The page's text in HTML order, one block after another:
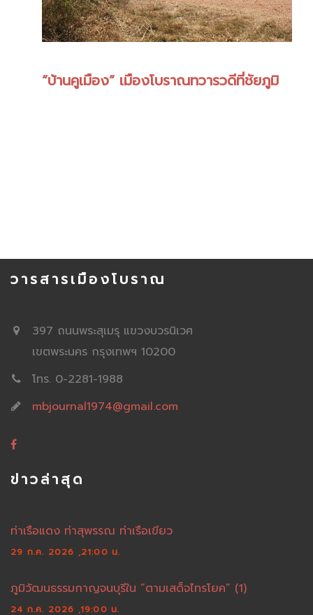
“บ้านคูเมือง” เมืองโบราณทวารวดีที่ชัยภูมิ
วารสารเมืองโบราณ
397 ถนนพระสุเมรุ แขวงบวรนิเวศ
เขตพระนคร กรุงเทพฯ 10200
โทร. 0-2281-1988
mbjournal1974@gmail.com
ข่าวล่าสุด
ท่าเรือแดง ท่าสุพรรณ ท่าเรือเขียว
29 ก.ค. 2026 ,21:00 น.
ภูมิวัฒนธรรมกาญจนบุรีใน “ตามเสด็จไทรโยค” (1)
24 ก.ค. 2026 ,19:00 น.